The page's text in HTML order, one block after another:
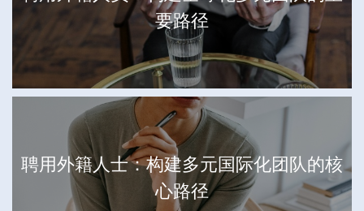
要路径
聘用外籍人士：构建多元国际化团队的核
心路径